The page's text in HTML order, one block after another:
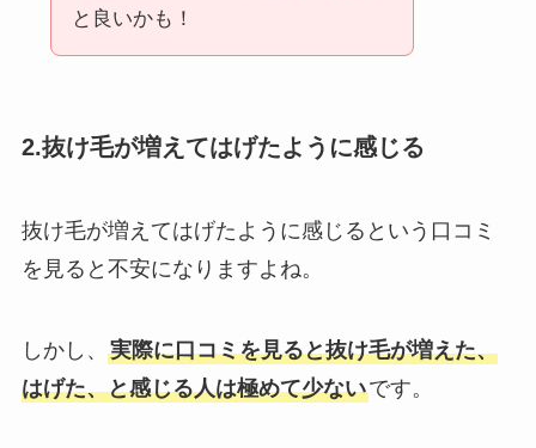
と良いかも！
2.抜け毛が増えてはげたように感じる
抜け毛が増えてはげたように感じるという口コミ
を見ると不安になりますよね。
しかし、 実際に口コミを見ると抜け毛が増えた、
はげた、と感じる人は極めて少ないです。